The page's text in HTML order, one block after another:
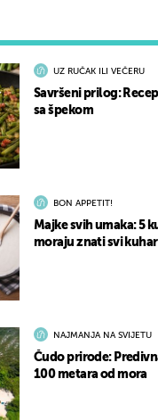
UZ RUČAK ILI VEČERU
Savršeni prilog:
sa špekom
BON APPETIT!
Majke svih umaka: 5
moraju znati svi
NAJMANJA NA SVIJETU
Čudo prirode:
100 metara od mora